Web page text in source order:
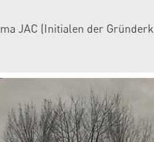
JAC (Initialen der